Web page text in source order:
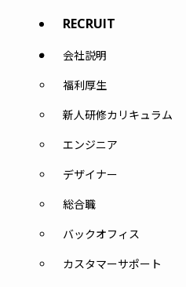
RECRUIT
会社説明
福利厚生
新人研修カリキュラム
エンジニア
デザイナー
総合職
バックオフィス
カスタマーサポート